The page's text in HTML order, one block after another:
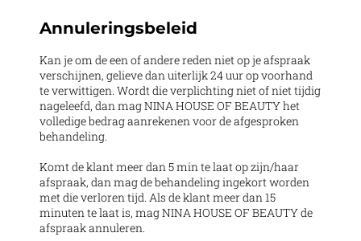
Annuleringsbeleid
Kan je om de een of andere reden niet op je afspraak
verschijnen, gelieve dan uiterlijk 24 uur op voorhand
te verwittigen. Wordt die verplichting niet of niet tijdig
nageleefd, dan mag NINA HOUSE OF BEAUTY het
volledige bedrag aanrekenen voor de afgesproken
behandeling.
Komt de klant meer dan 5 min te laat op zijn/haar
afspraak, dan mag de behandeling ingekort worden
met die verloren tijd. Als de klant meer dan 15
minuten te laat is, mag NINA HOUSE OF BEAUTY de
afspraak annuleren.